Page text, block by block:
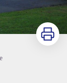
Imprimer